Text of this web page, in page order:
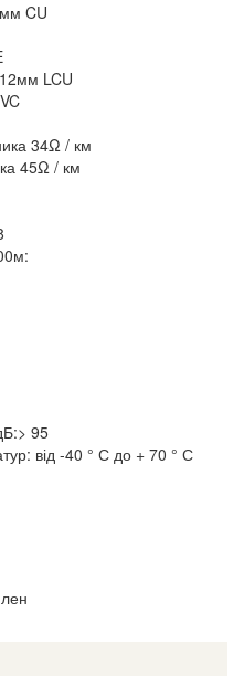
CU
LCU
34Ω / км
45Ω / км
95
від -40 ° С до + 70 ° С